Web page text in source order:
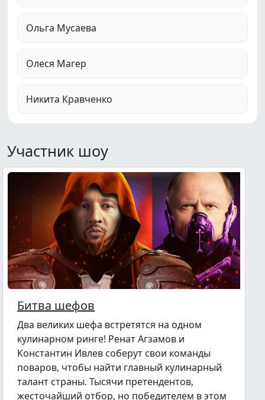
Ольга Мусаева
Олеся Магер
Никита Кравченко
Участник шоу
Битва шефов
Два великих шефа встретятся на одном
кулинарном ринге! Ренат Агзамов и
Константин Ивлев соберут свои команды
поваров, чтобы найти главный кулинарный
талант страны. Тысячи претендентов,
жесточайший отбор, но победителем в этом